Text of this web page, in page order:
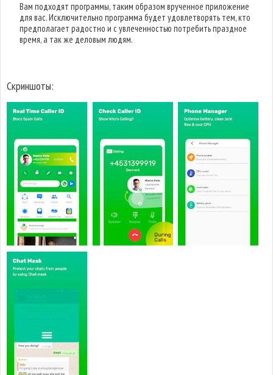
Вам подходят программы, таким образом врученное приложение
для вас. Исключительно программа будет удовлетворять тем, кто
предполагает радостно и с увлеченностью потребить праздное
время, а так же деловым людям.
Скриншоты: